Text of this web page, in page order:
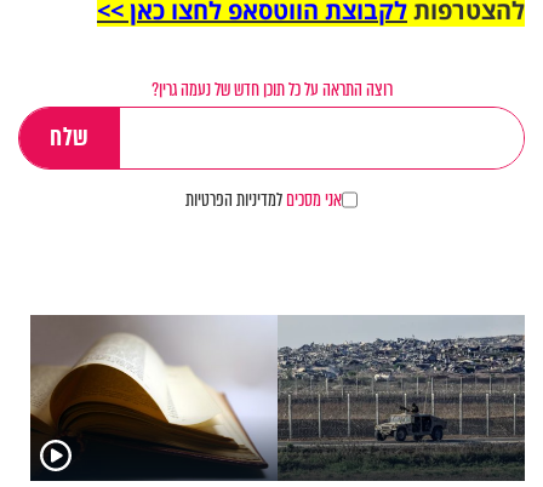
להצטרפותלקבוצת הווטסאפ לחצו כאן >>
רוצה התראה על כל תוכן חדש של נעמה גרין?
אני מסכיםלמדיניות הפרטיות